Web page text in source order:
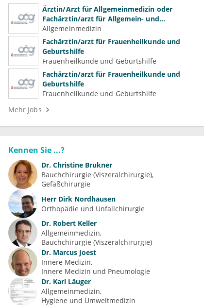
Ärztin/Arzt für Allgemeinmedizin oder
Fachärztin/arzt für Allgemein- und
Familienmedizin für Psychiatrie und
Psychotherapeutische Medizin
Allgemeinmedizin
Fachärztin/arzt für Frauenheilkunde und
Geburtshilfe
Frauenheilkunde und Geburtshilfe
Fachärztin/arzt für Frauenheilkunde und
Geburtshilfe
Frauenheilkunde und Geburtshilfe
Mehr Jobs
Kennen Sie ...?
Dr. Christine Brukner
Bauchchirurgie (Viszeralchirurgie)
Gefäßchirurgie
Herr Dirk Nordhausen
Orthopädie und Unfallchirurgie
Dr. Robert Keller
Allgemeinmedizin
Bauchchirurgie (Viszeralchirurgie)
Dr. Marcus Joest
Innere Medizin
Innere Medizin und Pneumologie
Dr. Karl Läuger
Allgemeinmedizin
Hygiene und Umweltmedizin